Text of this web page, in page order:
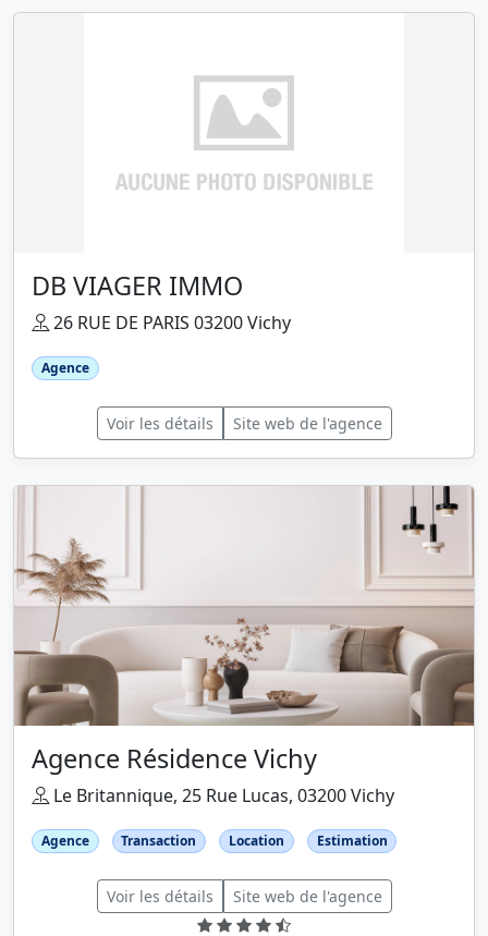
DB VIAGER IMMO
26 RUE DE PARIS 03200 Vichy
Agence
Voir les détails Site web de l'agence
Agence Résidence Vichy
Le Britannique, 25 Rue Lucas, 03200 Vichy
Agence Transaction Location Estimation
Voir les détails Site web de l'agence